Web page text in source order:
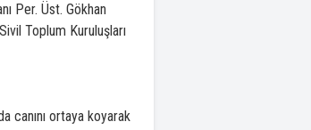
Per. Üst. Gökhan
Toplum Kuruluşları
canını ortaya koyarak